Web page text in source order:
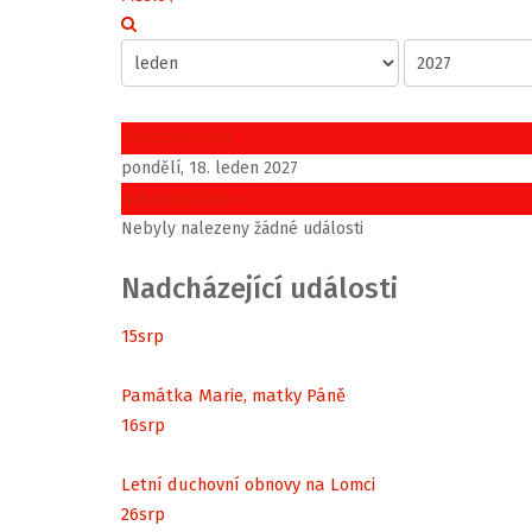
Předchozí den
pondělí, 18. leden 2027
Následující den
Nebyly nalezeny žádné události
Nadcházející události
15srp
Památka Marie, matky Páně
16srp
Letní duchovní obnovy na Lomci
26srp